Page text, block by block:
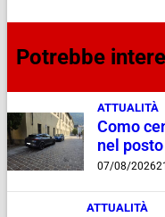
Potrebbe
ATTUALITÀ
Como
nel
07/08/2026
ATTUALITÀ